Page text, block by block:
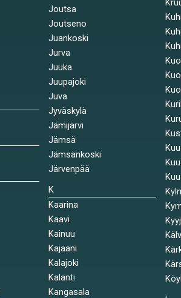
Joutsa
Joutseno
Juankoski
Jurva
Juuka
Juupajoki
Juva
Jyväskylä
Jämijärvi
Jämsä
Jämsänkoski
Järvenpää
K
Kaarina
Kaavi
Kainuu
Kajaani
Kalajoki
Kalanti
Kangasala